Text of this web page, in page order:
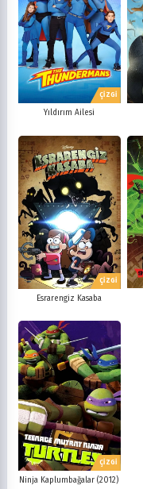
ÇİZGİ
Yıldırım Ailesi
ÇİZGİ
Esrarengiz Kasaba
ÇİZGİ
Ninja Kaplumbağalar (2012)